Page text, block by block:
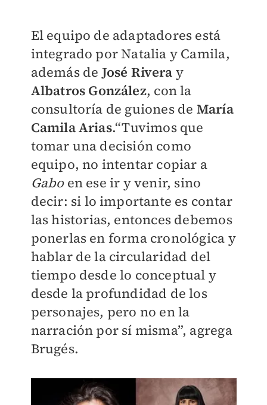
El equipo de adaptadores está
integrado por Natalia y Camila,
además de José Rivera y
Albatros González, con la
consultoría de guiones de María
Camila Arias.“Tuvimos que
tomar una decisión como
equipo, no intentar copiar a
Gaboen ese ir y venir, sino
decir: si lo importante es contar
las historias, entonces debemos
ponerlas en forma cronológica y
hablar de la circularidad del
tiempo desde lo conceptual y
desde la profundidad de los
personajes, pero no en la
narración por sí misma”, agrega
Brugés.